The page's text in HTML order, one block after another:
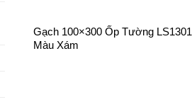
Gạch 100×300 Ốp Tường LS1301
Màu Xám